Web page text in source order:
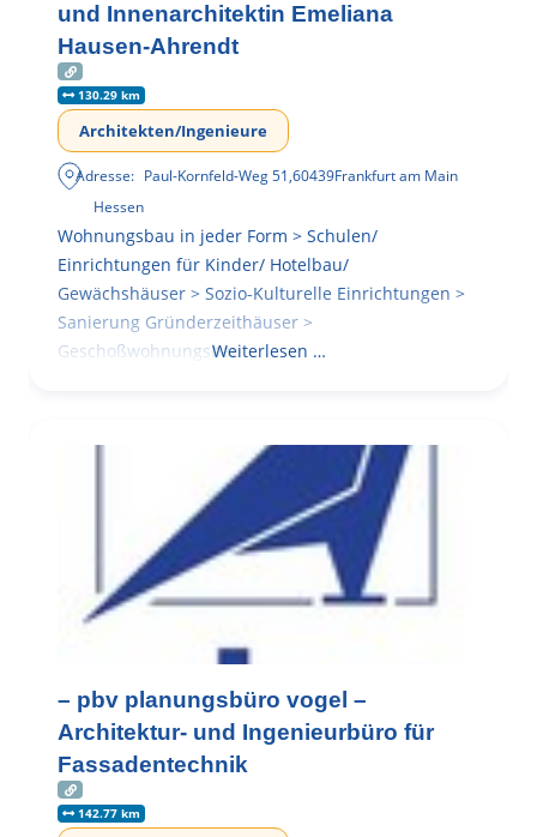
und Innenarchitektin Emeliana
Hausen-Ahrendt
130.29 km
Architekten/Ingenieure
Adresse: Paul-Kornfeld-Weg 51,60439Frankfurt am Main
Hessen
Wohnungsbau in jeder Form > Schulen/
Einrichtungen für Kinder/ Hotelbau/
Gewächshäuser > Sozio-Kulturelle Einrichtungen >
Sanierung Gründerzeithäuser >
GeschoßwohnungsbauWeiterlesen …
– pbv planungsbüro vogel –
Architektur- und Ingenieurbüro für
Fassadentechnik
142.77 km